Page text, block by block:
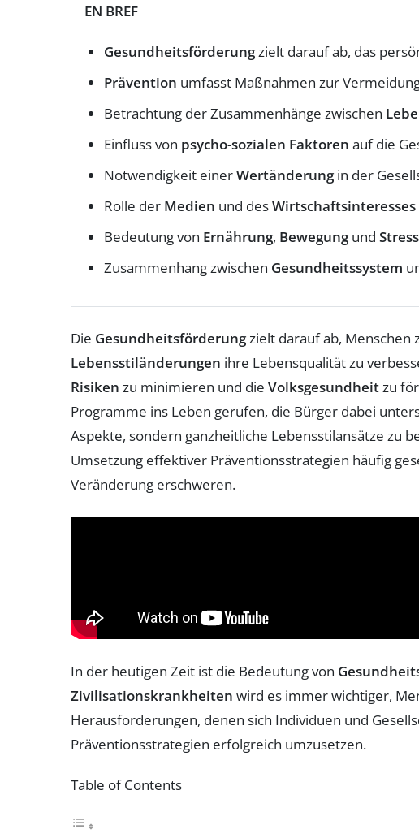
EN BREF
Gesundheitsförderungzielt darauf ab, das
Prävention umfasst Maßnahmen zur
Betrachtung der Zusammenhänge zwischen
Einfluss von psycho-sozialen Faktoren auf die
Notwendigkeit einerWertänderungin der
Rolle der Medien und desWirtschaftsinteresses
Bedeutung von Ernährung, Bewegungund
Zusammenhang zwischen Gesundheitssystem
Die Gesundheitsförderungzielt darauf ab, Menschen
Lebensstiländerungen ihre Lebensqualität zu
Risiken zu minimieren und die Volksgesundheitzu
Programme ins Leben gerufen, die Bürger dabei
Aspekte, sondern ganzheitliche Lebensstilansätze zu
Umsetzung effektiver Präventionsstrategien häufig
Veränderung erschweren.
In der heutigen Zeit ist die Bedeutung von
Zivilisationskrankheiten wird es immer wichtiger,
Herausforderungen, denen sich Individuen und
Präventionsstrategien erfolgreich umzusetzen.
Table of Contents